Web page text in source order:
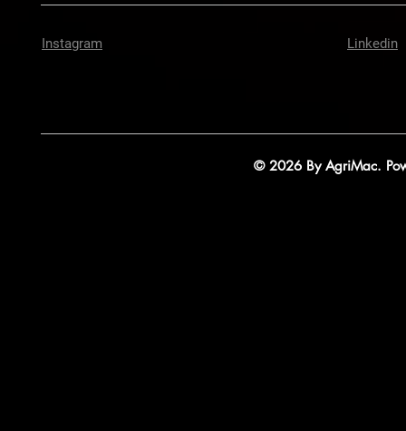
Instagram Linkedin
© 2026 By AgriMac.